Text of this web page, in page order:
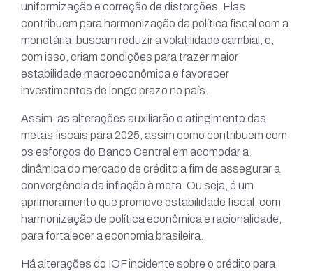
uniformização e correção de distorções. Elas
contribuem para harmonização da política fiscal com a
monetária, buscam reduzir a volatilidade cambial, e,
com isso, criam condições para trazer maior
estabilidade macroeconômica e favorecer
investimentos de longo prazo no país.
Assim, as alterações auxiliarão o atingimento das
metas fiscais para 2025, assim como contribuem com
os esforços do Banco Central em acomodar a
dinâmica do mercado de crédito a fim de assegurar a
convergência da inflação à meta. Ou seja, é um
aprimoramento que promove estabilidade fiscal, com
harmonização de política econômica e racionalidade,
para fortalecer a economia brasileira.
Há alterações do IOF incidente sobre o crédito para